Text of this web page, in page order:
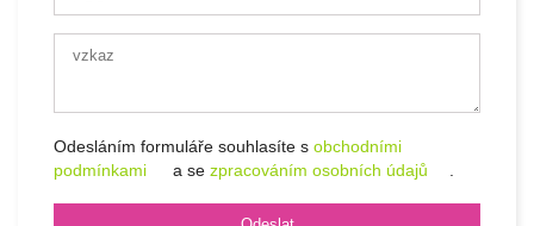
Odesláním formuláře souhlasíte s obchodními
podmínkami
a se zpracováním osobních údajů